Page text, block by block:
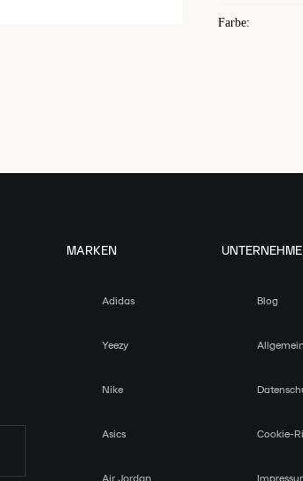
Farbe:
MARKEN
Adidas
Yeezy
Nike
Asics
Air Jordan
Blog
Cookie-